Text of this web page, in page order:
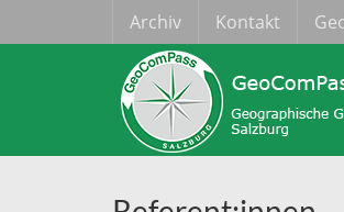
Archiv Kontakt